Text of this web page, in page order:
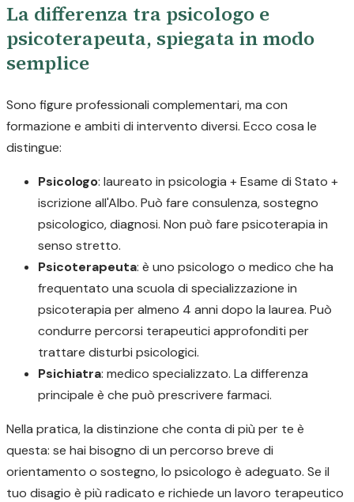
La differenza tra psicologo e
psicoterapeuta, spiegata in modo
semplice
Sono figure professionali complementari, ma con
formazione e ambiti di intervento diversi. Ecco cosa le
distingue:
Psicologo: laureato in psicologia + Esame di Stato +
iscrizione all'Albo. Può fare consulenza, sostegno
psicologico, diagnosi. Non può fare psicoterapia in
senso stretto.
Psicoterapeuta: è uno psicologo o medico che ha
frequentato una scuola di specializzazione in
psicoterapia per almeno 4 anni dopo la laurea. Può
condurre percorsi terapeutici approfonditi per
trattare disturbi psicologici.
Psichiatra: medico specializzato. La differenza
principale è che può prescrivere farmaci.
Nella pratica, la distinzione che conta di più per te è
questa: se hai bisogno di un percorso breve di
orientamento o sostegno, lo psicologo è adeguato. Se il
tuo disagio è più radicato e richiede un lavoro terapeutico